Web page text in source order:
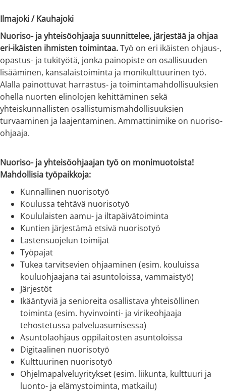
Ilmajoki / Kauhajoki
Nuoriso- ja yhteisöohjaaja suunnittelee, järjestää ja ohjaa
eri-ikäisten ihmisten toimintaa.Työ on eri ikäisten ohjaus-,
opastus- ja tukityötä, jonka painopiste on osallisuuden
lisääminen, kansalaistoiminta ja monikulttuurinen työ.
Alalla painottuvat harrastus- ja toimintamahdollisuuksien
ohella nuorten elinolojen kehittäminen sekä
yhteiskunnallisten osallistumismahdollisuuksien
turvaaminen ja laajentaminen. Ammattinimike on nuoriso-
ohjaaja.
Nuoriso- ja yhteisöohjaajan työ on monimuotoista!
Mahdollisia työpaikkoja:
Kunnallinen nuorisotyö
Koulussa tehtävä nuorisotyö
Koululaisten aamu- ja iltapäivätoiminta
Kuntien järjestämä etsivä nuorisotyö
Lastensuojelun toimijat
Työpajat
Tukea tarvitsevien ohjaaminen (esim. kouluissa
kouluohjaajana tai asuntoloissa, vammaistyö)
Järjestöt
Ikääntyviä ja senioreita osallistava yhteisöllinen
toiminta (esim. hyvinvointi- ja virikeohjaaja
tehostetussa palveluasumisessa)
Asuntolaohjaus oppilaitosten asuntoloissa
Digitaalinen nuorisotyö
Kulttuurinen nuorisotyö
Ohjelmapalveluyritykset (esim. liikunta, kulttuuri ja
luonto- ja elämystoiminta, matkailu)